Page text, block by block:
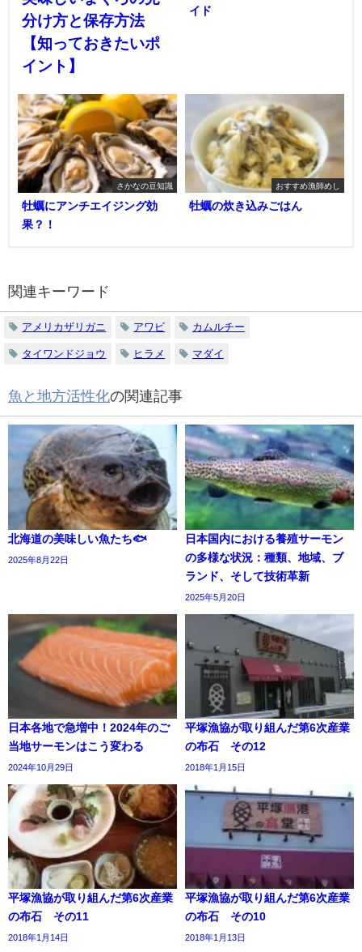
分け方と保存方法
【知っておきたいポ
イント】
イド
さかなの豆知識
牡蠣にアンチエイジング効
果？！
おすすめ漁師めし
牡蠣の炊き込みごはん
関連キーワード
アメリカザリガニ アワビ カムルチー
タイワンドジョウ ヒラメ マダイ
魚と地方活性化の関連記事
北海道の美味しい魚たち🐟
2025年8月22日
日本国内における養殖サーモン
の多様な状況：種類、地域、ブ
ランド、そして技術革新
2025年5月20日
日本各地で急増中！2024年のご
当地サーモンはこう変わる
2024年10月29日
平塚漁協が取り組んだ第6次産業
の布石 その12
2018年1月15日
平塚漁協が取り組んだ第6次産業
の布石 その11
2018年1月14日
平塚漁協が取り組んだ第6次産業
の布石 その10
2018年1月13日